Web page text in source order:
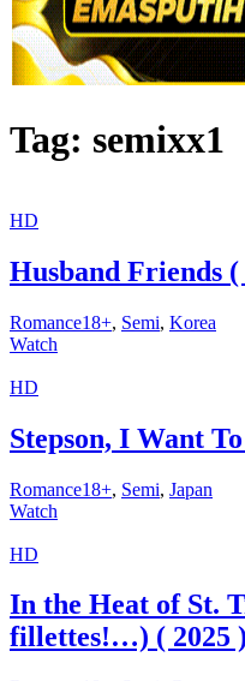
Tag: semixx1
HD
Husband Friends (
Romance18+, Semi, Korea
Watch
HD
Stepson, I Want
Romance18+, Semi, Japan
Watch
HD
In the Heat of St.
fillettes!…) ( 2025 )